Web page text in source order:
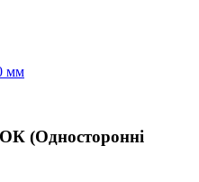
мм
(Односторонні